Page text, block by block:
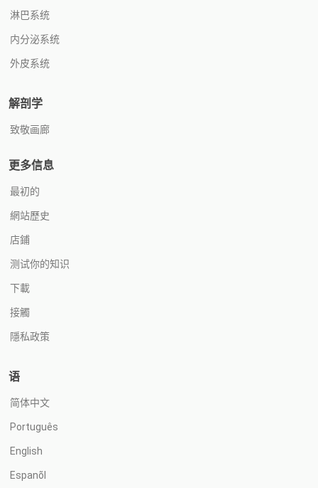
淋巴系统
内分泌系统
外皮系统
解剖学
致敬画廊
更多信息
最初的
網站歷史
店鋪
测试你的知识
下載
接觸
隱私政策
语
简体中文
Português
English
Espanõl